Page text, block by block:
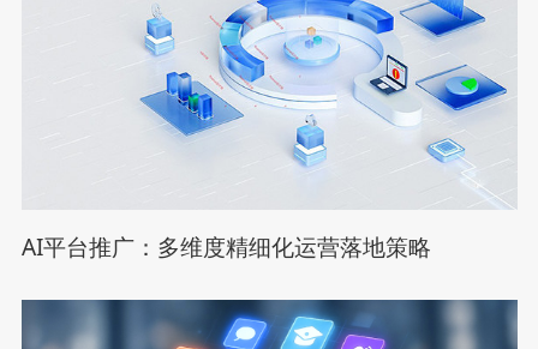
AI平台推广：多维度精细化运营落地策略